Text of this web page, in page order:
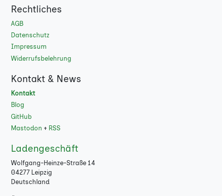
144
Rechtliches
AGB
Datenschutz
Impressum
Widerrufsbelehrung
Kontakt & News
Kontakt
Blog
GitHub
Mastodon + RSS
Ladengeschäft
Wolfgang-Heinze-Straße 14
04277 Leipzig
Deutschland